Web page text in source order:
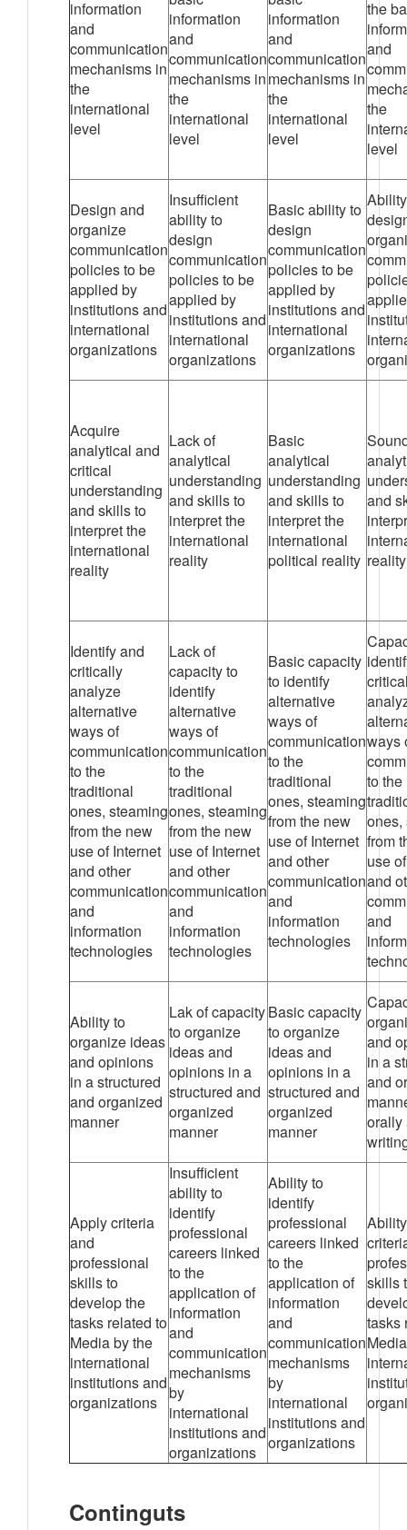
information
and
communication
mechanisms in
the
international
level
information
and
communication
mechanisms in
the
international
level
information
and
communication
mechanisms in
the
international
level
the
and
the
level
Design and
organize
communication
policies to be
applied by
institutions and
international
organizations
Insufficient
ability to
design
communication
policies to be
applied by
institutions and
international
organizations
Basic ability to
design
communication
policies to be
applied by
institutions and
international
organizations
Acquire
analytical and
critical
understanding
and skills to
interpret the
international
reality
Lack of
analytical
understanding
and skills to
interpret the
international
reality
Basic
analytical
understanding
and skills to
interpret the
international
political reality
and
reality
Identify and
critically
analyze
alternative
ways of
communication
to the
traditional
ones, steaming
from the new
use of Internet
and other
communication
and
information
technologies
Lack of
capacity to
identify
alternative
ways of
communication
to the
traditional
ones, steaming
from the new
use of Internet
and other
communication
and
information
technologies
Basic capacity
to identify
alternative
ways of
communication
to the
traditional
ones, steaming
from the new
use of Internet
and other
communication
and
information
technologies
ways
to the
ones,
from
use
and
and
Ability to
organize ideas
and opinions
in a structured
and organized
manner
Lak of capacity
to organize
ideas and
opinions in a
structured and
organized
manner
Basic capacity
to organize
ideas and
opinions in a
structured and
organized
manner
and
in a
and
orally
Apply criteria
and
professional
skills to
develop the
tasks related to
Media by the
international
institutions and
organizations
Insufficient
ability to
identify
professional
careers linked
to the
application of
information
and
communication
mechanisms
by
international
institutions and
organizations
Ability to
identify
professional
careers linked
to the
application of
information
and
communication
mechanisms
by
international
institutions and
organizations
skills
tasks
Continguts